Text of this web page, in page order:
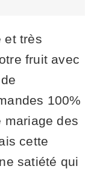
et très
fruit avec
100%
mariage des
cette
satiété qui